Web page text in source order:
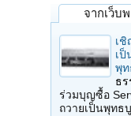
จากเว็บ
เ
เป็
พุ
ธ
ร่วมบุญซื้อ
ถวายเป็นพุท